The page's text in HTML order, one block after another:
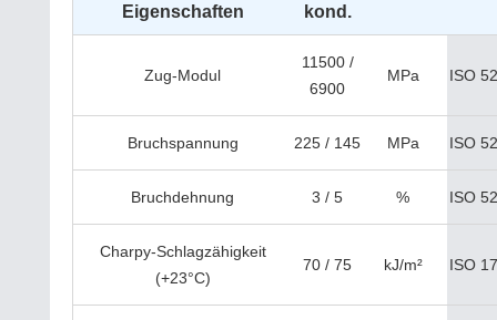
Eigenschaften kond.
Zug-Modul
11500 /
6900
MPa ISO
Bruchspannung 225 / 145 MPa ISO
Bruchdehnung 3 / 5 % ISO
Charpy-Schlagzähigkeit
(+23°C)
70 / 75 kJ/m² ISO